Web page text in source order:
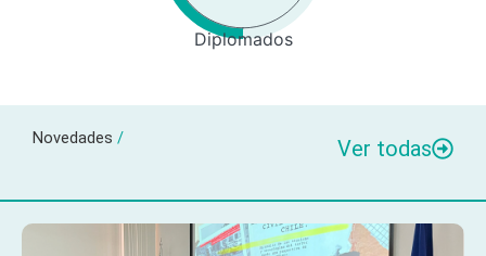
Diplomados
Novedades / Ver todas